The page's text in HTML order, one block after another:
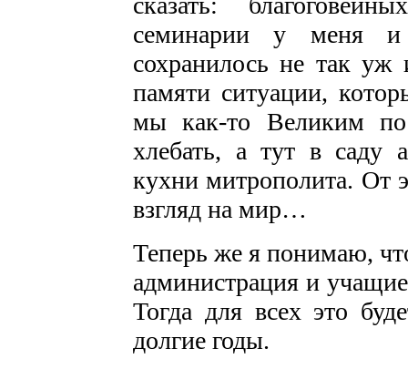
семинарии у меня
сохранилось не так уж
памяти ситуации,
мы как-то Великим
хлебать, а тут в саду
кухни митрополита. От
взгляд на мир…
Теперь же я понимаю,
администрация и
Тогда для всех это
долгие годы.